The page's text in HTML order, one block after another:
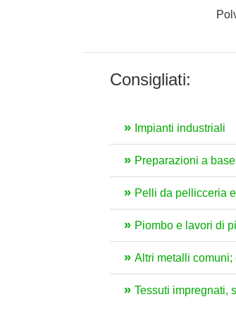
Consigliati:
Impianti industriali
Preparazioni a
Pelli da pellicceria
Piombo e lavori di
Altri metalli comuni;
Tessuti impregnati,